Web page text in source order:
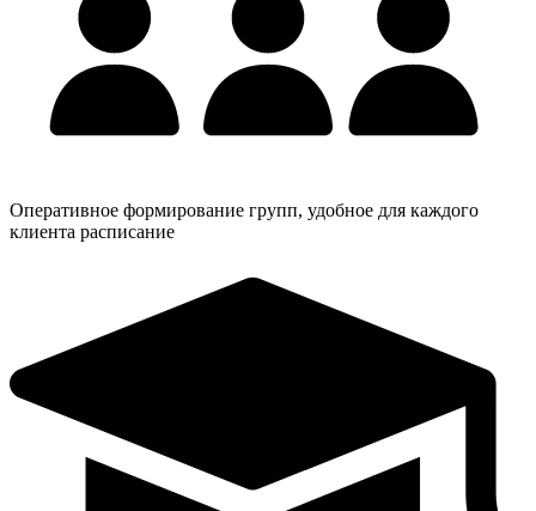
Оперативное формирование групп, удобное для каждого
клиента расписание